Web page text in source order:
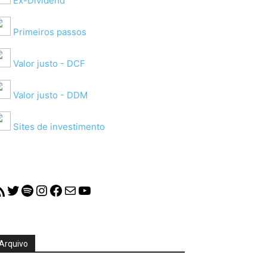
Primeiros passos
Valor justo - DCF
Valor justo - DDM
Sites de investimento
Feed
Twitter
Spotify
Instagram
Facebook
MailYouTube